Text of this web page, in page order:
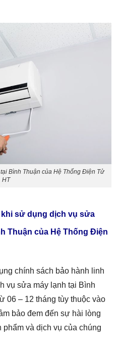
Bình Thuận của Hệ Thống Điện Tử
HT
sử dụng dịch vụ sửa
Thuận của Hệ Thống Điện
chính sách bảo hành linh
vụ sửa máy lạnh tại Bình
06 – 12 tháng tùy thuộc vào
bảo đem đến sự hài lòng
và dịch vụ của chúng